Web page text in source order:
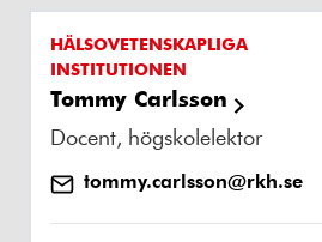
HÄLSOVETENSKAPLIGA
INSTITUTIONEN
Tommy Carlsson
Docent, högskolelektor
tommy.carlsson@rkh.se